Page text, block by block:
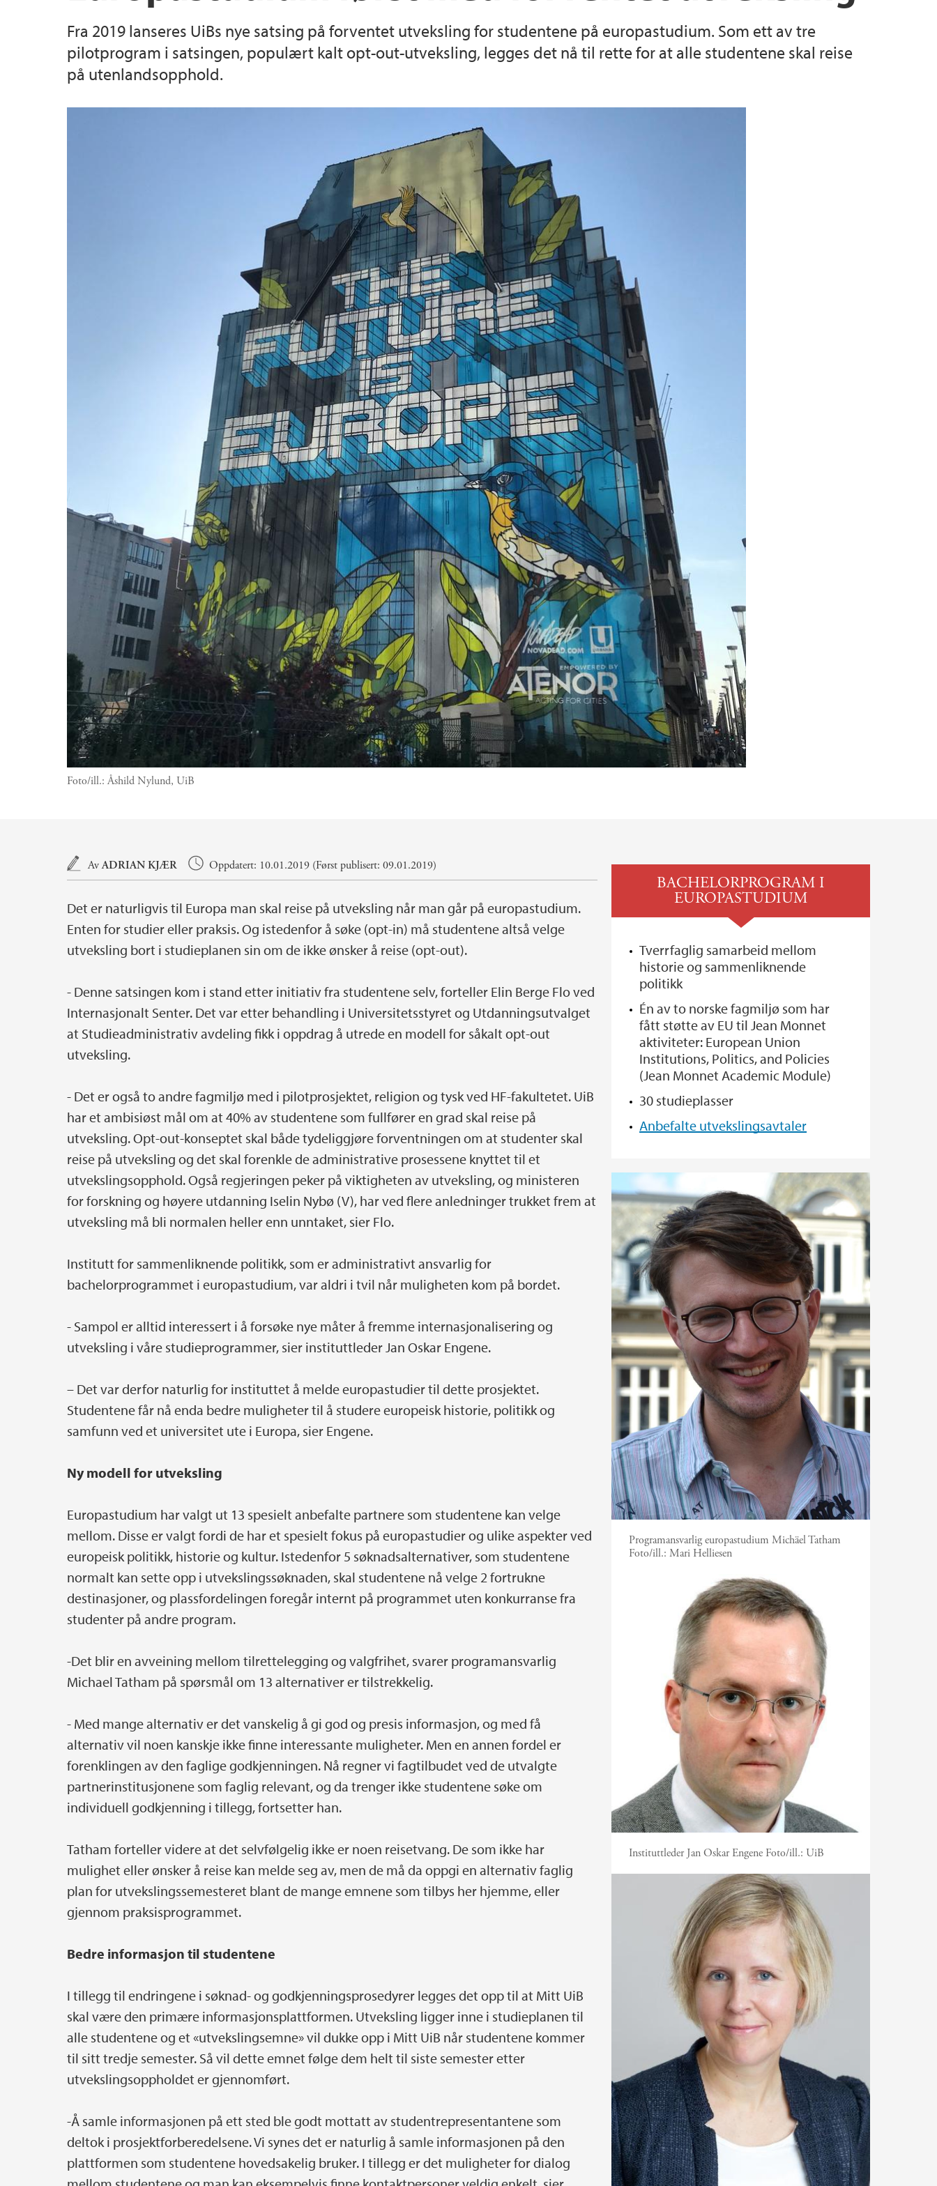
Bachelorprogram i europastudier Utveksling
Masterstudier
Hvem gjør hva i fellesadministrasjonen? Fagutvalget Kabinettet
Fagutvalget Europastudier
Fra 2019 lanseres UiBs nye satsing på forventet utveksling for studentene på europastudium. Som ett av tre
pilotprogram i satsingen, populært kalt opt-out-utveksling, legges det nå til rette for at alle studentene skal reise
på utenlandsopphold.
Foto/ill.: Åshild Nylund, UiB
Hovedinnhold
AvADRIAN KJÆR Oppdatert: 10.01.2019 (Først publisert: 09.01.2019)
Det er naturligvis til Europa man skal reise på utveksling når man går på europastudium.
Enten for studier eller praksis. Og istedenfor å søke (opt-in) må studentene altså velge
utveksling bort i studieplanen sin om de ikke ønsker å reise (opt-out).
- Denne satsingen kom i stand etter initiativ fra studentene selv, forteller Elin Berge Flo ved
Internasjonalt Senter. Det var etter behandling i Universitetsstyret og Utdanningsutvalget
at Studieadministrativ avdeling fikk i oppdrag å utrede en modell for såkalt opt-out
utveksling.
- Det er også to andre fagmiljø med i pilotprosjektet, religion og tysk ved HF-fakultetet. UiB
har et ambisiøst mål om at 40% av studentene som fullfører en grad skal reise på
utveksling. Opt-out-konseptet skal både tydeliggjøre forventningen om at studenter skal
reise på utveksling og det skal forenkle de administrative prosessene knyttet til et
utvekslingsopphold. Også regjeringen peker på viktigheten av utveksling, og ministeren
for forskning og høyere utdanning Iselin Nybø (V), har ved flere anledninger trukket frem at
utveksling må bli normalen heller enn unntaket, sier Flo.
Institutt for sammenliknende politikk, som er administrativt ansvarlig for
bachelorprogrammet i europastudium, var aldri i tvil når muligheten kom på bordet.
- Sampol er alltid interessert i å forsøke nye måter å fremme internasjonalisering og
utveksling i våre studieprogrammer, sier instituttleder Jan Oskar Engene.
– Det var derfor naturlig for instituttet å melde europastudier til dette prosjektet.
Studentene får nå enda bedre muligheter til å studere europeisk historie, politikk og
samfunn ved et universitet ute i Europa, sier Engene.
Ny modell for utveksling
Europastudium har valgt ut 13 spesielt anbefalte partnere som studentene kan velge
mellom. Disse er valgt fordi de har et spesielt fokus på europastudier og ulike aspekter ved
europeisk politikk, historie og kultur. Istedenfor 5 søknadsalternativer, som studentene
normalt kan sette opp i utvekslingssøknaden, skal studentene nå velge 2 fortrukne
destinasjoner, og plassfordelingen foregår internt på programmet uten konkurranse fra
studenter på andre program.
-Det blir en avveining mellom tilrettelegging og valgfrihet, svarer programansvarlig
Michael Tatham på spørsmål om 13 alternativer er tilstrekkelig.
- Med mange alternativ er det vanskelig å gi god og presis informasjon, og med få
alternativ vil noen kanskje ikke finne interessante muligheter. Men en annen fordel er
forenklingen av den faglige godkjenningen. Nå regner vi fagtilbudet ved de utvalgte
partnerinstitusjonene som faglig relevant, og da trenger ikke studentene søke om
individuell godkjenning i tillegg, fortsetter han.
Tatham forteller videre at det selvfølgelig ikke er noen reisetvang. De som ikke har
mulighet eller ønsker å reise kan melde seg av, men de må da oppgi en alternativ faglig
plan for utvekslingssemesteret blant de mange emnene som tilbys her hjemme, eller
gjennom praksisprogrammet.
Bedre informasjon til studentene
I tillegg til endringene i søknad- og godkjenningsprosedyrer legges det opp til at Mitt UiB
skal være den primære informasjonsplattformen. Utveksling ligger inne i studieplanen til
alle studentene og et «utvekslingsemne» vil dukke opp i Mitt UiB når studentene kommer
til sitt tredje semester. Så vil dette emnet følge dem helt til siste semester etter
utvekslingsoppholdet er gjennomført.
-Å samle informasjonen på ett sted ble godt mottatt av studentrepresentantene som
deltok i prosjektforberedelsene. Vi synes det er naturlig å samle informasjonen på den
plattformen som studentene hovedsakelig bruker. I tillegg er det muligheter for dialog
BACHELORPROGRAM I
EUROPASTUDIUM
Tverrfaglig samarbeid mellom
historie og sammenliknende
politikk
Én av to norske fagmiljø som har
fått støtte av EU til Jean Monnet
aktiviteter: European Union
Institutions, Politics, and Policies
(Jean Monnet Academic Module)
30 studieplasser
Anbefalte utvekslingsavtaler
Programansvarlig europastudium Michäel Tatham
Foto/ill.:Mari Helliesen
Instituttleder Jan Oskar Engene Foto/ill.:UiB